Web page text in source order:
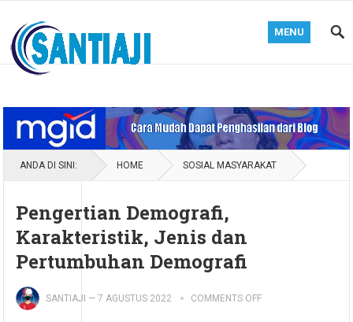
MENU
ANDA DI SINI: HOME SOSIAL MASYARAKAT
Pengertian Demografi,
Karakteristik, Jenis dan
Pertumbuhan Demografi
SANTIAJI —7 AGUSTUS 2022 COMMENTS OFF